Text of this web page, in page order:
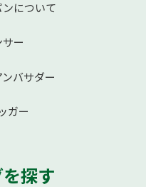
について
ー
バサダー
ガー
探す